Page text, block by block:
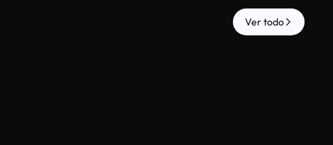
Ver todo